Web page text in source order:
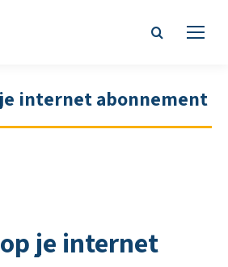
Zoeken:
internet abonnement
je internet